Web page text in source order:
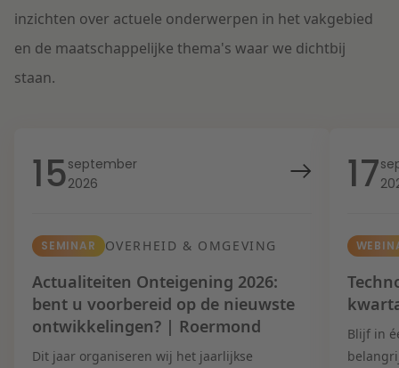
inzichten over actuele onderwerpen in het vakgebied
en de maatschappelijke thema's waar we dichtbij
staan.
15september
2026
SEMINAR OVERHEID & OMGEVING
Actualiteiten Onteigening 2026:
bent u voorbereid op de nieuwste
ontwikkelingen? | Roermond
Dit jaar organiseren wij het jaarlijkse
17
Blijf in